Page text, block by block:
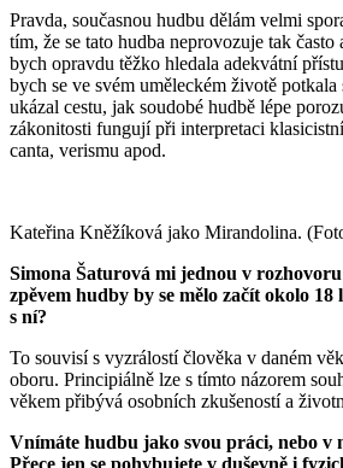
Pravda, současnou hudbu dělám velmi
tím, že se tato hudba neprovozuje tak
bych opravdu těžko hledala adekvátní
bych se ve svém uměleckém životě
ukázal cestu, jak soudobé hudbě lépe
zákonitosti fungují při interpretaci
canta, verismu apod.
Kateřina Kněžíková jako Mirandolina.
Simona Šaturová mi jednou v
zpěvem hudby by se mělo začít okolo 18
s ní?
To souvisí s vyzrálostí člověka v daném
oboru. Principiálně lze s tímto názorem
věkem přibývá osobních zkušeností a
Vnímáte hudbu jako svou práci, nebo v